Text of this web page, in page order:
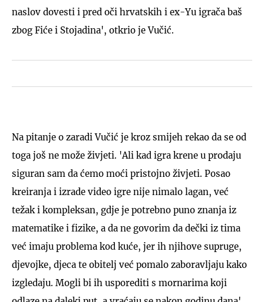
naslov dovesti i pred oči hrvatskih i ex-Yu igrača baš
zbog Fiće i Stojadina', otkrio je Vučić.
Na pitanje o zaradi Vučić je kroz smijeh rekao da se od
toga još ne može živjeti. 'Ali kad igra krene u prodaju
siguran sam da ćemo moći pristojno živjeti. Posao
kreiranja i izrade video igre nije nimalo lagan, već
težak i kompleksan, gdje je potrebno puno znanja iz
matematike i fizike, a da ne govorim da dečki iz tima
već imaju problema kod kuće, jer ih njihove supruge,
djevojke, djeca te obitelj već pomalo zaboravljaju kako
izgledaju. Mogli bi ih usporediti s mornarima koji